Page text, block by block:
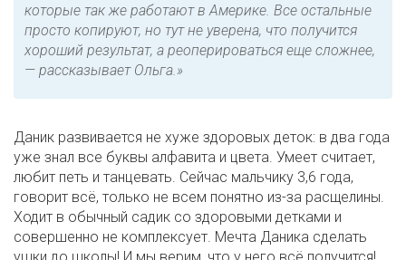
которые так же работают в Америке. Все остальные
просто копируют, но тут не уверена, что получится
хороший результат, а реоперироваться еще сложнее,
— рассказывает Ольга.»
Даник развивается не хуже здоровых деток: в два года
уже знал все буквы алфавита и цвета. Умеет считает,
любит петь и танцевать. Сейчас мальчику 3,6 года,
говорит всё, только не всем понятно из-за расщелины.
Ходит в обычный садик со здоровыми детками и
совершенно не комплексует. Мечта Даника сделать